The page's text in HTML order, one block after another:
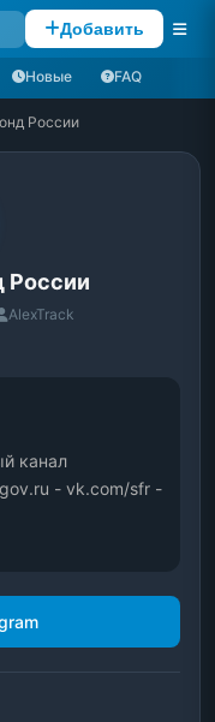
Добавить
Новые FAQ
России
России
AlexTrack
канал
- vk.com/sfr -